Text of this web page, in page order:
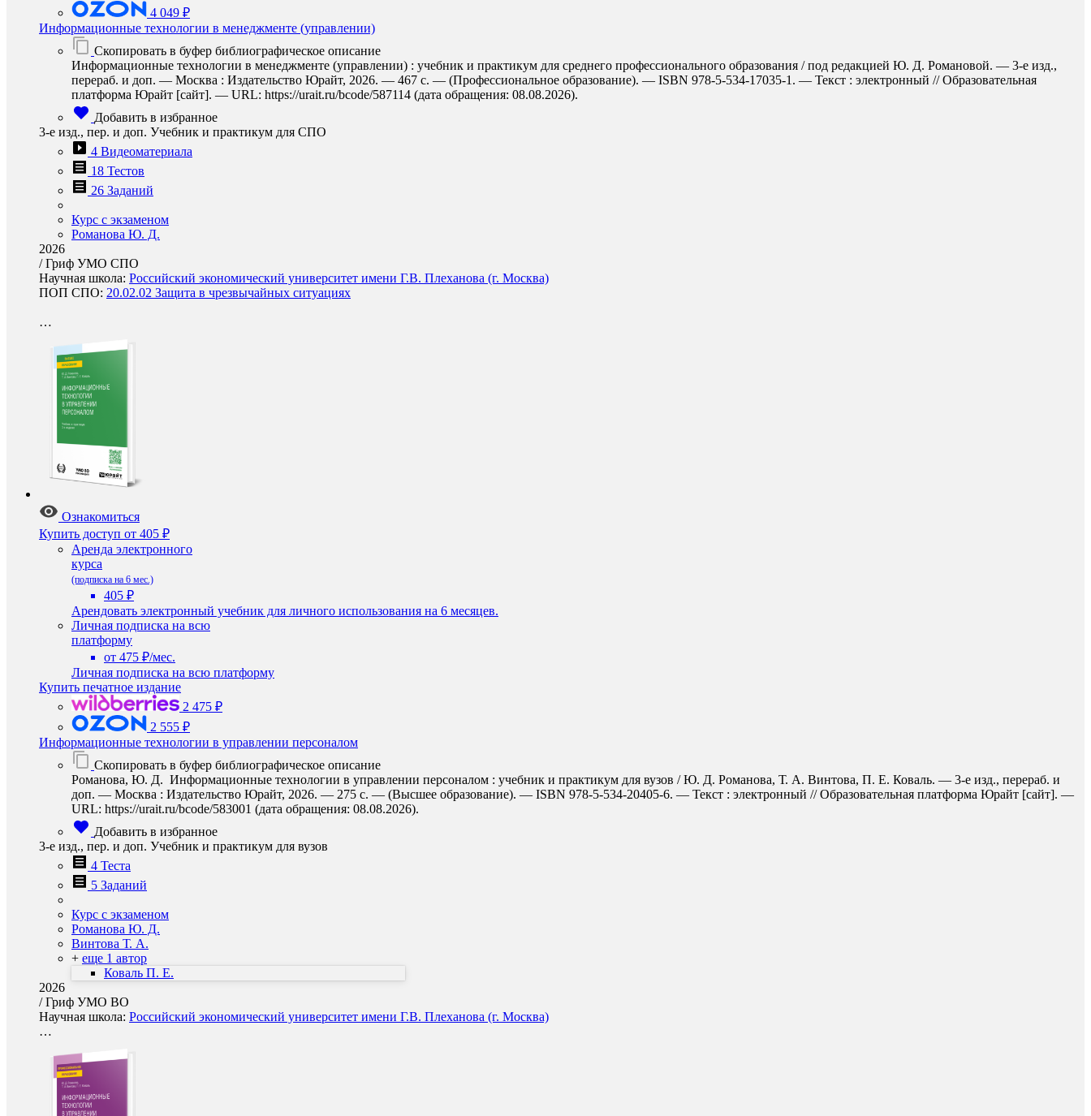
4 049 ₽
Информационные технологии в менеджменте (управлении)
Скопировать в буфер библиографическое описание
Информационные технологии в менеджменте (управлении) : учебник и практикум для среднего профессионального образования / под редакцией Ю. Д. Романовой. — 3-е изд.,
перераб. и доп. — Москва : Издательство Юрайт, 2026. — 467 с. — (Профессиональное образование). — ISBN 978-5-534-17035-1. — Текст : электронный // Образовательная
платформа Юрайт [сайт]. — URL: https://urait.ru/bcode/587114 (дата обращения: 08.08.2026).
Добавить в избранное
3-е изд., пер. и доп. Учебник и практикум для СПО
4 Видеоматериала
18 Тестов
26 Заданий
Курс с экзаменом
Романова Ю. Д.
2026
/Гриф УМО СПО
Научная школа: Российский экономический университет имени Г.В. Плеханова (г. Москва)
ПОП СПО: 20.02.02 Защита в чрезвычайных ситуациях
…
Ознакомиться
Купить доступ от 405 ₽
Аренда электронного
курса
(подписка на 6 мес.)
405 ₽
Арендовать электронный учебник для личного использования на 6 месяцев.
Личная подписка на всю
платформу
от 475 ₽/мес.
Личная подписка на всю платформу
Купить печатное издание
2 475 ₽
2 555 ₽
Информационные технологии в управлении персоналом
Скопировать в буфер библиографическое описание
Романова, Ю. Д. Информационные технологии в управлении персоналом : учебник и практикум для вузов / Ю. Д. Романова, Т. А. Винтова, П. Е. Коваль. — 3-е изд., перераб. и
доп. — Москва : Издательство Юрайт, 2026. — 275 с. — (Высшее образование). — ISBN 978-5-534-20405-6. — Текст : электронный // Образовательная платформа Юрайт [сайт]. —
URL: https://urait.ru/bcode/583001 (дата обращения: 08.08.2026).
Добавить в избранное
3-е изд., пер. и доп. Учебник и практикум для вузов
4 Теста
5 Заданий
Курс с экзаменом
Романова Ю. Д.
Винтова Т. А.
+ еще 1 автор
Коваль П. Е.
2026
/Гриф УМО ВО
Научная школа: Российский экономический университет имени Г.В. Плеханова (г. Москва)
…